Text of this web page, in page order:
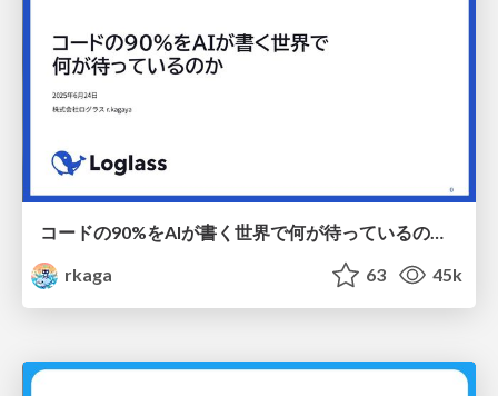
コードの90%をAIが書く世界で何が待っているのか / What awaits us in a world where 90% of the code is written by AI
rkaga
63 45k